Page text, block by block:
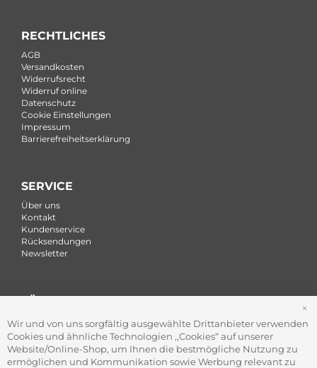
RECHTLICHES
AGB
Versandkosten
Widerrufsrecht
Widerruf online
Datenschutz
Cookie Einstellungen
Impressum
Barrierefreiheitserklärung
SERVICE
Über uns
Kontakt
Kundenservice
Rücksendungen
Newsletter
FÜR FIRMEN
Office Coffee Kaffee für das Büro
Firmenkundenservice
Firmenrabatt-Programm
Werbegeschenke
Wir und von uns sorgfältig ausgewählte Drittanbieter verwenden
Cookies und ähnliche Technologien ,,Cookies“ auf unserer
Website/Online-Shop, um Ihnen die bestmögliche Nutzung zu
ermöglichen und Kommunikation sowie Werbung relevant zu